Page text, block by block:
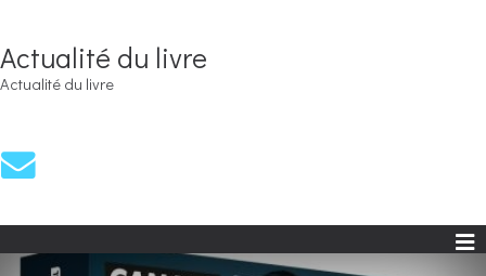
Actualité du livre
Actualité du livre